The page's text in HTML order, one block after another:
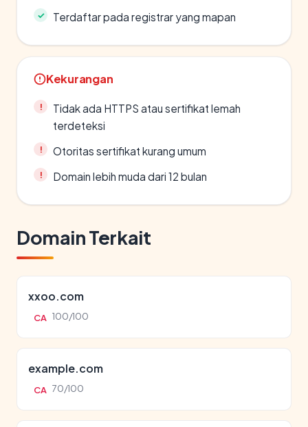
Terdaftar pada registrar yang mapan
Kekurangan
Tidak ada HTTPS atau sertifikat lemah
terdeteksi
Otoritas sertifikat kurang umum
Domain lebih muda dari 12 bulan
Domain Terkait
xxoo.com
CA 100/100
example.com
CA 70/100